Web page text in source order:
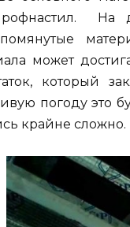
На
может
который
погоду это
крайне сложно.